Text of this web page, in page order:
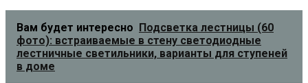
Вам будет интересно Подсветка лестницы (60
фото): встраиваемые в стену светодиодные
лестничные светильники, варианты для ступеней
в доме